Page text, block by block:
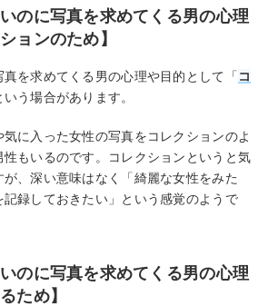
のに写真を求めてくる男の心理
ョンのため】
を求めてくる男の心理や目的として「 コ
いう場合があります。
に入った女性の写真をコレクションのよ
性もいるのです。コレクションというと気
、深い意味はなく「綺麗な女性をみた
録しておきたい」という感覚のようで
のに写真を求めてくる男の心理
ため】